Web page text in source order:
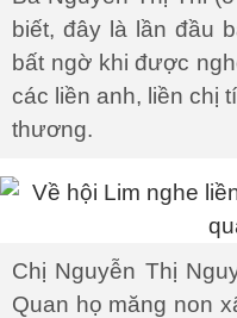
biết, đây là lần đầu
bất ngờ khi được
các liền anh, liền chị
thương.
Chị Nguyễn Thị
Quan họ măng non